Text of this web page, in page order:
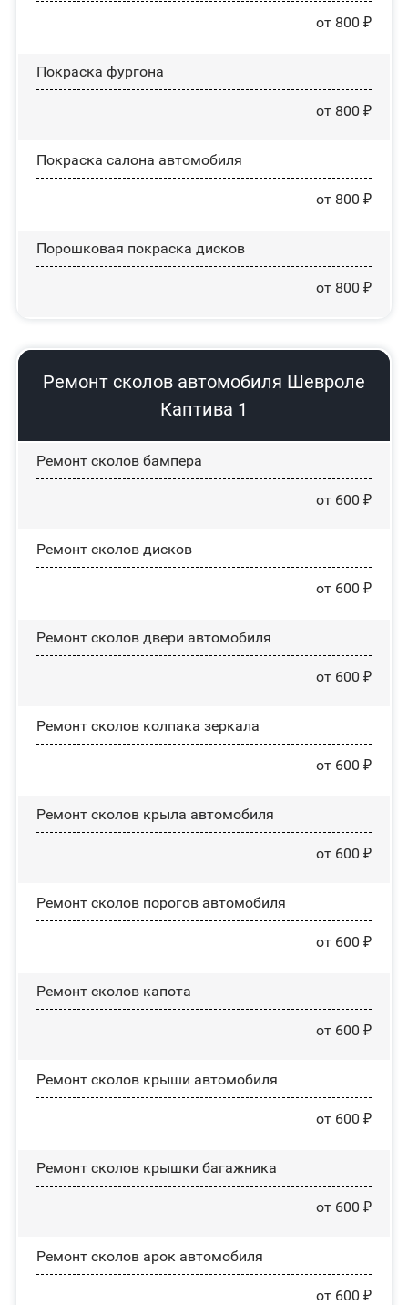
от 800 ₽
Покраска фургона
от 800 ₽
Покраска салона автомобиля
от 800 ₽
Порошковая покраска дисков
от 800 ₽
Ремонт сколов автомобиля Шевроле
Каптива 1
Ремонт сколов бампера
от 600 ₽
Ремонт сколов дисков
от 600 ₽
Ремонт сколов двери автомобиля
от 600 ₽
Ремонт сколов колпака зеркала
от 600 ₽
Ремонт сколов крыла автомобиля
от 600 ₽
Ремонт сколов порогов автомобиля
от 600 ₽
Ремонт сколов капота
от 600 ₽
Ремонт сколов крыши автомобиля
от 600 ₽
Ремонт сколов крышки багажника
от 600 ₽
Ремонт сколов арок автомобиля
от 600 ₽